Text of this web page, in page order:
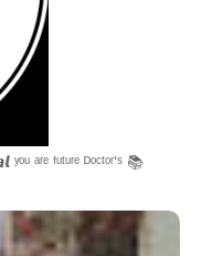
ᶠᵘᵗᵘʳᵉ ᴰᵒᶜᵗᵒʳ'ˢ 📚